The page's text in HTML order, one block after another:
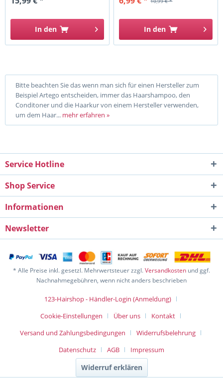
In den In den
Bitte beachten Sie das wenn man sich für einen Hersteller zum
Beispiel Artego entscheiden, immer das Haarshampoo, den
Conditoner und die Haarkur von einem Hersteller verwenden,
um dem Haar... mehr erfahren »
Service Hotline
Shop Service
Informationen
Newsletter
* Alle Preise inkl. gesetzl. Mehrwertsteuer zzgl.Versandkosten und ggf.
Nachnahmegebühren, wenn nicht anders beschrieben
123-Hairshop - Händler-Login (Anmeldung)
Cookie-Einstellungen
Über uns
Kontakt
Versand und Zahlungsbedingungen
Widerrufsbelehrung
Datenschutz
AGB Impressum
Widerruf erklären